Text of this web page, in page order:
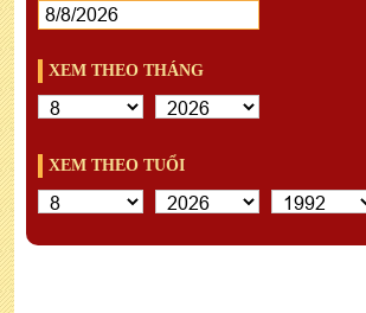
XEM THEO THÁNG
XEM THEO TUỔI